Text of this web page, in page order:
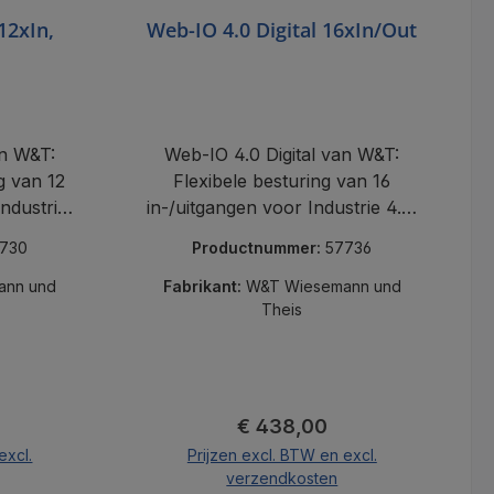
W&T:
van 12
und
Web-IO 4.0 Digital 16xIn/Out
Web-IO 4.0 Digital van W&T:
Flexibele besturing van 16
in-/uitgangen voor Industrie 4.0,
Productnummer:57736
Fabrikant: W&T Wiesemann und
Theis
Normale prijs:
€ 438,00
Prijzen excl. BTW en excl.
verzendkosten